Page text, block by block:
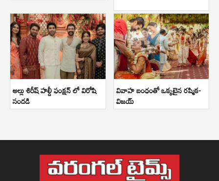
అల్లు శిరీష్ హల్దీ ఫంక్షన్ లో విరోషి
సందడి
వివాహ బంధంతో ఒక్కటైన రష్మిక-
విజయ్